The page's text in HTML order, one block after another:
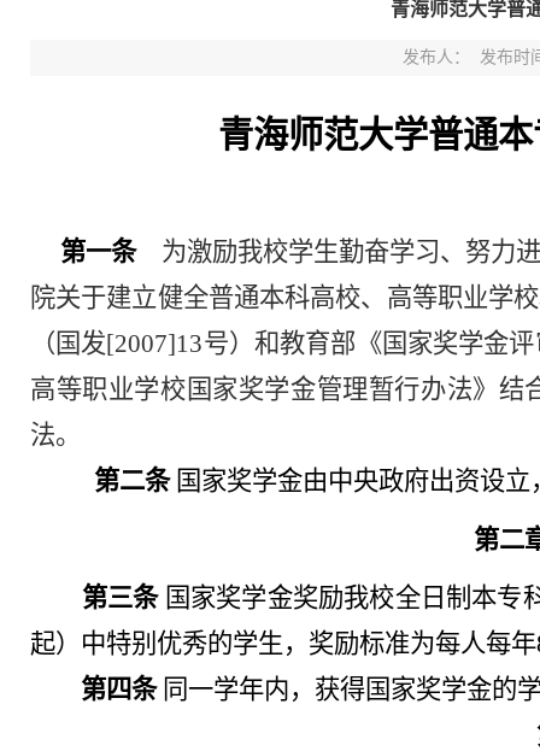
青海师范大学普
发布人： 发布时
青海师范大学普通
第一条为激励我校学生勤奋学习、努力
院关于建立健全普通本科高校、高等职业学
（国发[2007]13号）和教育部《国家奖学金
高等职业学校国家奖学金管理暂行办法》
法。
第二条 国家奖学金由中央政府出资设
第二
第三条 国家奖学金奖励我校全日制本专
起）中特别优秀的学生，奖励标准为每人每
第四条 同一学年内，获得国家奖学金的